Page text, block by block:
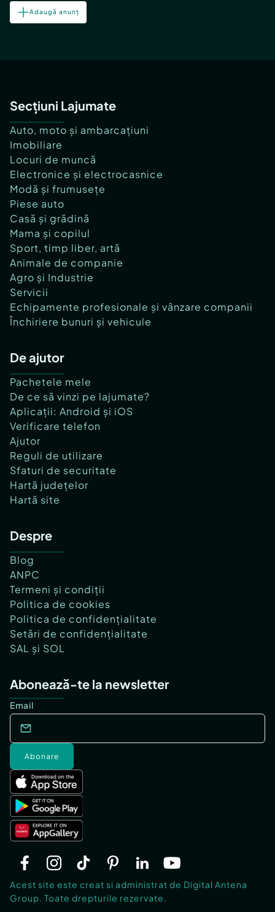
Adaugă anunț
Secțiuni Lajumate
Auto, moto și ambarcațiuni
Imobiliare
Locuri de muncă
Electronice și electrocasnice
Modă și frumusețe
Piese auto
Casă și grădină
Mama și copilul
Sport, timp liber, artă
Animale de companie
Agro și Industrie
Servicii
Echipamente profesionale și vânzare companii
Închiriere bunuri și vehicule
De ajutor
Pachetele mele
De ce să vinzi pe lajumate?
Aplicații: Android și iOS
Verificare telefon
Ajutor
Reguli de utilizare
Sfaturi de securitate
Hartă județelor
Hartă site
Despre
Blog
ANPC
Termeni și condiții
Politica de cookies
Politica de confidențialitate
Setări de confidențialitate
SAL și SOL
Abonează-te la newsletter
Email
Abonare
Acest site este creat si administrat de Digital Antena
Group. Toate drepturile rezervate.